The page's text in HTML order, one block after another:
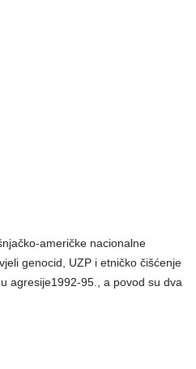
američke nacionalne
genocid, UZP i etničko čišćenje
agresije1992-95., a povod su dva